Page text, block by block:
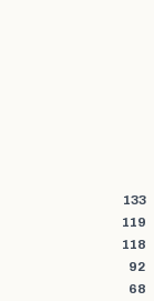
133
119
118
92
68